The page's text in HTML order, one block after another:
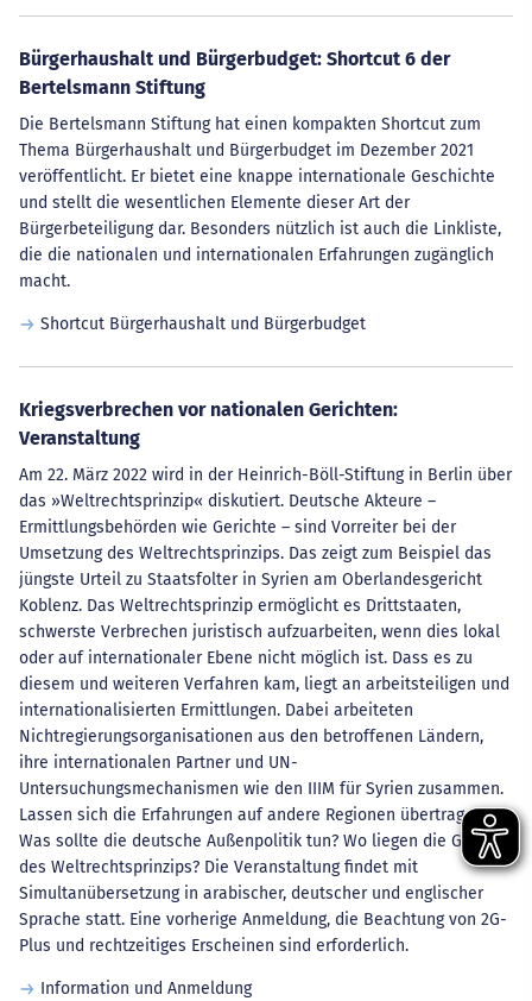
Bürgerhaushalt und Bürgerbudget: Shortcut 6 der
Bertelsmann Stiftung
Die Bertelsmann Stiftung hat einen kompakten Shortcut zum
Thema Bürgerhaushalt und Bürgerbudget im Dezember 2021
veröffentlicht. Er bietet eine knappe internationale Geschichte
und stellt die wesentlichen Elemente dieser Art der
Bürgerbeteiligung dar. Besonders nützlich ist auch die Linkliste,
die die nationalen und internationalen Erfahrungen zugänglich
macht.
Shortcut Bürgerhaushalt und Bürgerbudget
Kriegsverbrechen vor nationalen Gerichten:
Veranstaltung
Am 22. März 2022 wird in der Heinrich-Böll-Stiftung in Berlin über
das »Weltrechtsprinzip« diskutiert. Deutsche Akteure –
Ermittlungsbehörden wie Gerichte – sind Vorreiter bei der
Umsetzung des Weltrechtsprinzips. Das zeigt zum Beispiel das
jüngste Urteil zu Staatsfolter in Syrien am Oberlandesgericht
Koblenz. Das Weltrechtsprinzip ermöglicht es Drittstaaten,
schwerste Verbrechen juristisch aufzuarbeiten, wenn dies lokal
oder auf internationaler Ebene nicht möglich ist. Dass es zu
diesem und weiteren Verfahren kam, liegt an arbeitsteiligen und
internationalisierten Ermittlungen. Dabei arbeiteten
Nichtregierungsorganisationen aus den betroffenen Ländern,
ihre internationalen Partner und UN-
Untersuchungsmechanismen wie den IIIM für Syrien zusammen.
Lassen sich die Erfahrungen auf andere Regionen übertragen?
Was sollte die deutsche Außenpolitik tun? Wo liegen die Grenzen
des Weltrechtsprinzips? Die Veranstaltung findet mit
Simultanübersetzung in arabischer, deutscher und englischer
Sprache statt. Eine vorherige Anmeldung, die Beachtung von 2G-
Plus und rechtzeitiges Erscheinen sind erforderlich.
Information und Anmeldung